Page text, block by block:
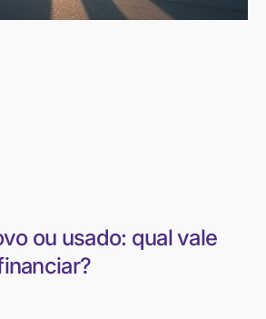
ou usado: qual vale